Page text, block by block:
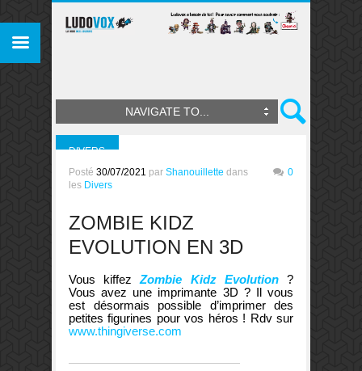
NAVIGATE TO...
DIVERS
Posté 30/07/2021 par Shanouillette dans
les Divers
0
ZOMBIE KIDZ
EVOLUTION EN 3D
Vous kiffezZombie Kidz Evolution?
Vous avez une imprimante 3D ? Il vous
est désormais possible d’imprimer des
petites figurines pour vos héros ! Rdv sur
www.thingiverse.com